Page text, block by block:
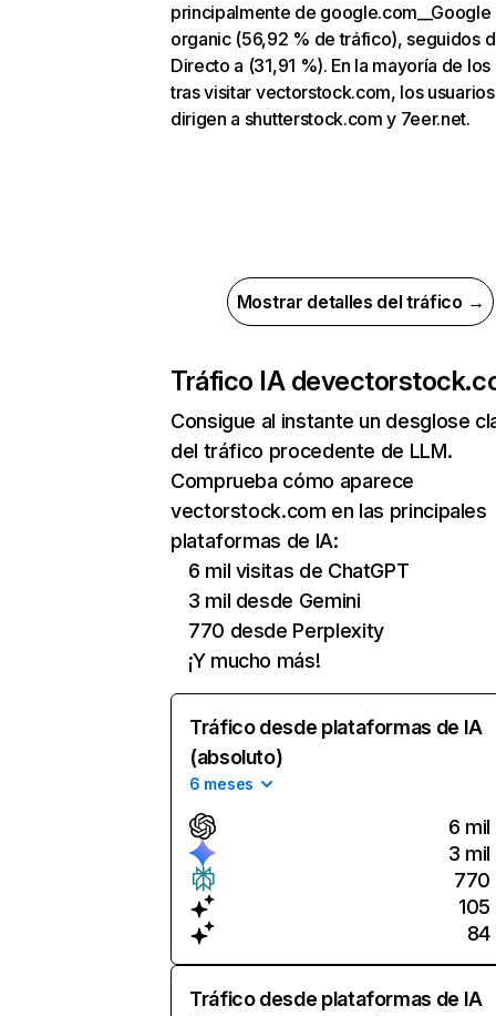
principalmente de google.com__Google
organic (56,92 % de tráfico), seguidos
Directo a (31,91 %). En la mayoría de los
tras visitar vectorstock.com, los
dirigen a shutterstock.com y 7eer.net.
Mostrar detalles del tráfico →
Tráfico IA de
Consigue al instante un desglose
del tráfico procedente de LLM.
Comprueba cómo aparece
vectorstock.com en las principales
plataformas de IA:
6 mil visitas de ChatGPT
3 mil desde Gemini
770 desde Perplexity
¡Y mucho más!
Tráfico desde plataformas de IA
(absoluto)
6 meses
6 mil
3 mil
770
105
84
Tráfico desde plataformas de IA